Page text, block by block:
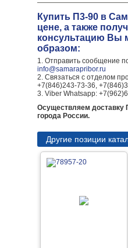
Купить П3-90 в
цене, а также
консультацию Вы
образом:
1. Отправить сообщение
info@samarapribor.ru
2. Связаться с отделом
+7(846)243-73-36,
3. Viber Whatsapp:
Осуществляем доставку
города России.
Другие позиции